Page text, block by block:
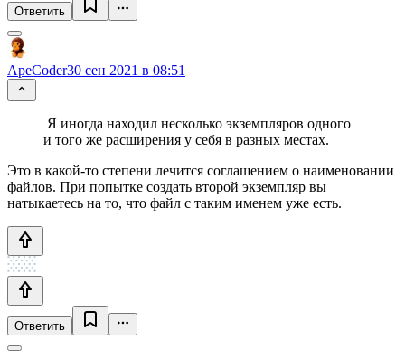
Ответить
ApeCoder30 сен 2021 в 08:51
Я иногда находил несколько экземпляров одного
и того же расширения у себя в разных местах.
Это в какой-то степени лечится соглашением о наименовании
файлов. При попытке создать второй экземпляр вы
натыкаетесь на то, что файл с таким именем уже есть.
Ответить